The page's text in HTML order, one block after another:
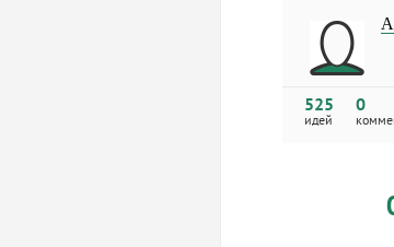
525
идей
0